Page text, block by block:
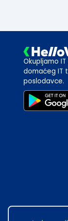
Okupljamo
domaćeg IT
poslodavce.